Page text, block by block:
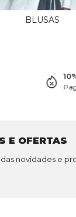
BLUSAS
E OFERTAS
novidades e